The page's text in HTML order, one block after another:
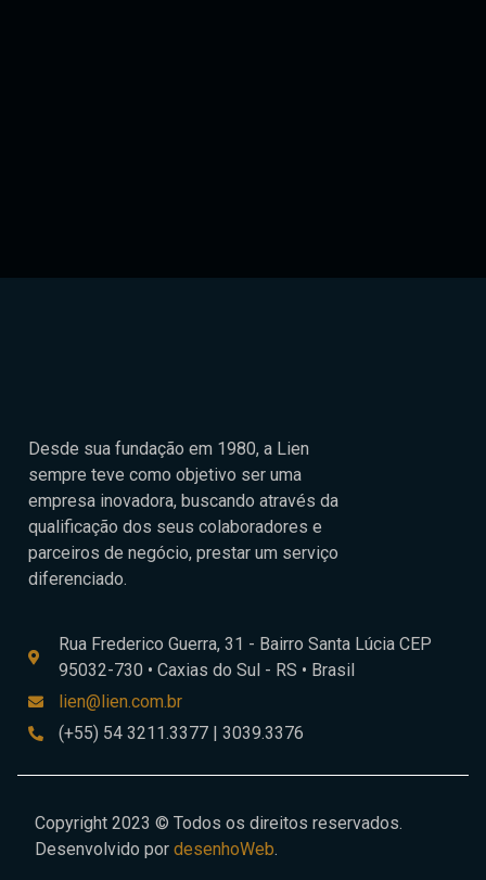
Desde sua fundação em 1980, a Lien
sempre teve como objetivo ser uma
empresa inovadora, buscando através da
qualificação dos seus colaboradores e
parceiros de negócio, prestar um serviço
diferenciado.
Rua Frederico Guerra, 31 - Bairro Santa Lúcia CEP
95032-730 • Caxias do Sul - RS • Brasil
lien@lien.com.br
(+55) 54 3211.3377 | 3039.3376
Copyright 2023 © Todos os direitos reservados.
Desenvolvido por desenhoWeb.